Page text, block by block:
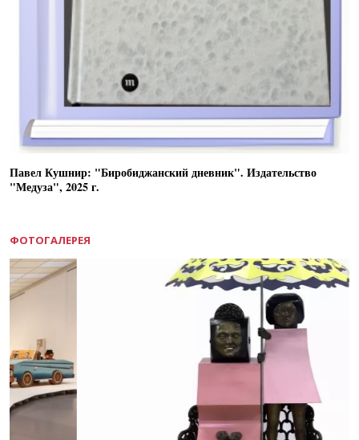
Павел Кушнир: "Биробиджанский дневник". Издательство
"Медуза", 2025 г.
ФОТОГАЛЕРЕЯ